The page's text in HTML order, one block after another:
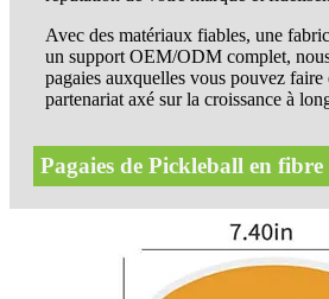
Avec des matériaux fiables, une
un support OEM/ODM complet,
pagaies auxquelles vous pouvez
partenariat axé sur la croissance à
Pagaies de Pickleball en fibre